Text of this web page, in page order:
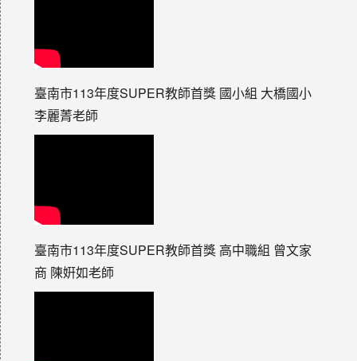
臺南市113年度SUPER教師首獎 國小組 大橋國小
李麗菁老師
臺南市113年度SUPER教師首獎 高中職組 曾文家
商 陳姸如老師